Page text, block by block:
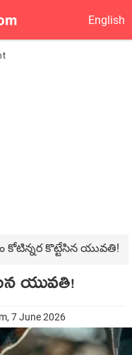
English
కోటిన్నర కొట్టేసిన యువతి!
యువతి!
7 June 2026